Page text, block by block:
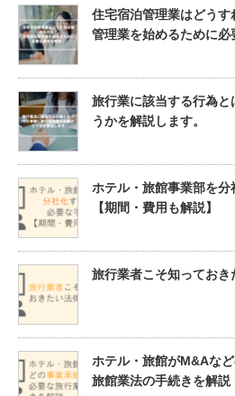
住宅宿泊管理業はどう
管理業を始めるために必
旅行業に該当する行為
うかを解説します。
ホテル・旅館事業部を
【期間・費用も解説】
旅行業者こそ知っておき
ホテル・旅館がM&Aな
旅館業法の手続きを解説